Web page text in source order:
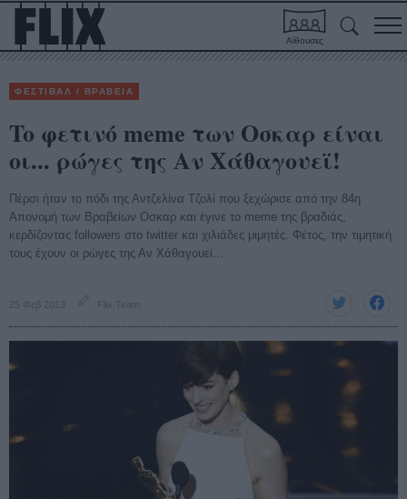
Αίθουσες
ΦΕΣΤΙΒΑΛ / ΒΡΑΒΕΙΑ
To φετινό meme των Οσκαρ είναι
οι... ρώγες της Αν Χάθαγουεϊ!
Πέρσι ήταν το πόδι της Αντζελίνα Τζολί που ξεχώρισε από την 84η
Απονομή των Βραβείων Οσκαρ και έγινε το meme της βραδιάς,
κερδίζοντας followers στο twitter και χιλιάδες μιμητές. Φέτος, την τιμητική
τους έχουν οι ρώγες της Αν Χάθαγουεϊ...
25 Φεβ 2013 Flix Team